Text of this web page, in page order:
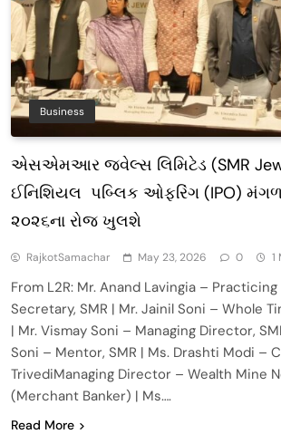
Business
એસએમઆર જ્વેલ્સ લિમિટેડ (SMR
ઈનિશિયલ પબ્લિક ઓફરિંગ (IPO)
૨૦૨૬ના રોજ ખુલશે
RajkotSamachar May 23, 2026 0 1
From L2R: Mr. Anand Lavingia –
Secretary, SMR | Mr. Jainil Soni – Whole
| Mr. Vismay Soni – Managing Director,
Soni – Mentor, SMR | Ms. Drashti Modi –
TrivediManaging Director – Wealth Mine
(Merchant Banker) | Ms….
Read More